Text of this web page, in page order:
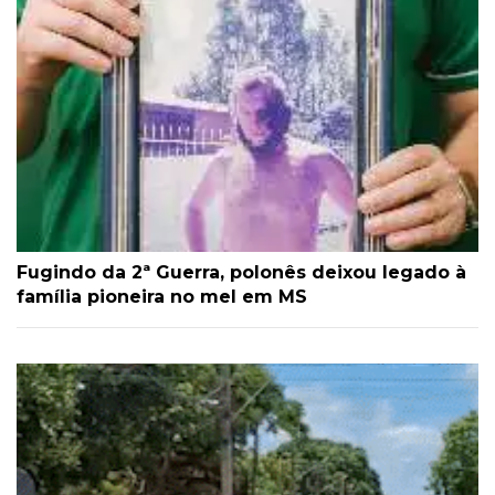
Fugindo da 2ª Guerra, polonês deixou legado à
família pioneira no mel em MS